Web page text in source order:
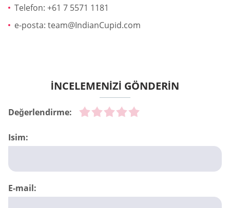
Telefon: +61 7 5571 1181
e-posta: team@IndianCupid.com
İNCELEMENİZİ GÖNDERİN
Değerlendirme:
Isim:
E-mail: